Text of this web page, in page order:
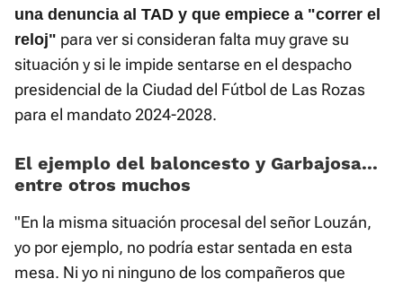
una denuncia al TAD y que empiece a "correr el
reloj" para ver si consideran falta muy grave su
situación y si le impide sentarse en el despacho
presidencial de la Ciudad del Fútbol de Las Rozas
para el mandato 2024-2028.
El ejemplo del baloncesto y Garbajosa...
entre otros muchos
"En la misma situación procesal del señor Louzán,
yo por ejemplo, no podría estar sentada en esta
mesa. Ni yo ni ninguno de los compañeros que